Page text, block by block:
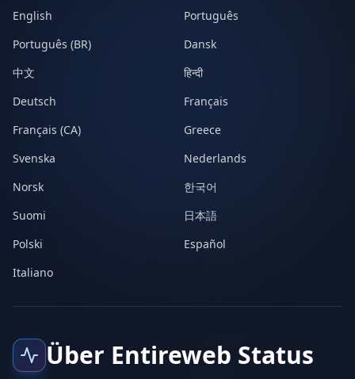
English
Português
Português (BR)
Dansk
中文
हिन्दी
Deutsch
Français
Français (CA)
Greece
Svenska
Nederlands
Norsk
한국어
Suomi
日本語
Polski
Español
Italiano
Über Entireweb Status